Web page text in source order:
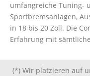
umfangreiche Tuning-
Sportbremsanlagen,
in 18 bis 20 Zoll. Die
Erfahrung mit
(*) Wir platzieren auf